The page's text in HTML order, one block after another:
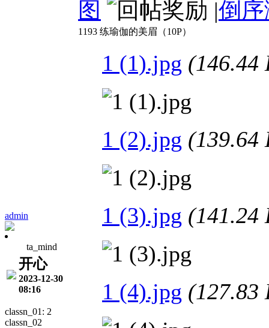
admin
ta_mind
开心
2023-12-30
08:16
classn_01: 2
classn_02
图
|倒
1193 练瑜伽的美眉（10P）
1 (1).jpg (146.44
1 (2).jpg (139.64
1 (3).jpg (141.24
1 (4).jpg (127.83